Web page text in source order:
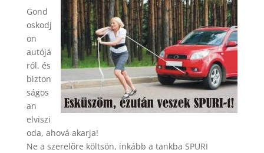
Gond
oskodj
on
autójá
ról, és
bizton
ságos
an
elviszi
oda, ahová akarja!
Ne a szerelõre költsön, inkább a tankba SPURI